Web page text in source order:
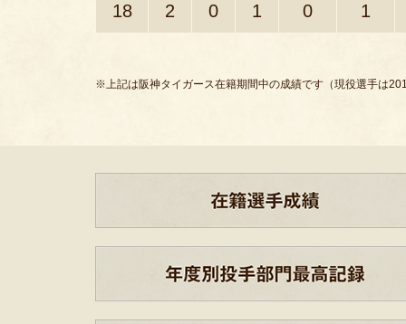
18 2 0 1 0 1
※上記は阪神タイガース在籍期間中の成績です（現役選手は